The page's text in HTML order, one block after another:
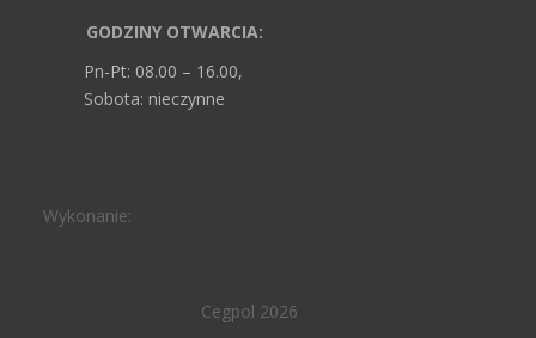
GODZINY OTWARCIA:
Pn-Pt: 08.00 – 16.00,
Sobota: nieczynne
Wykonanie:
Cegpol 2026